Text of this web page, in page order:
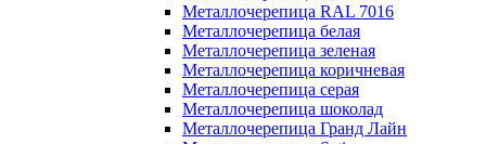
Металлочерепица RAL 7016
Металлочерепица белая
Металлочерепица зеленая
Металлочерепица коричневая
Металлочерепица серая
Металлочерепица шоколад
Металлочерепица Гранд Лайн